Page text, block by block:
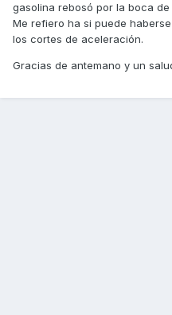
gasolina rebosó por la boca
Me refiero ha si puede
los cortes de aceleración.
Gracias de antemano y un